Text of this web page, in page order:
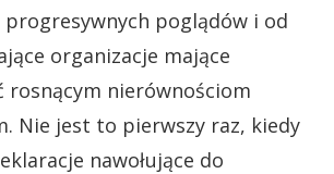
progresywnych poglądów i od
organizacje mające
rosnącym nierównościom
Nie jest to pierwszy raz, kiedy
nawołujące do